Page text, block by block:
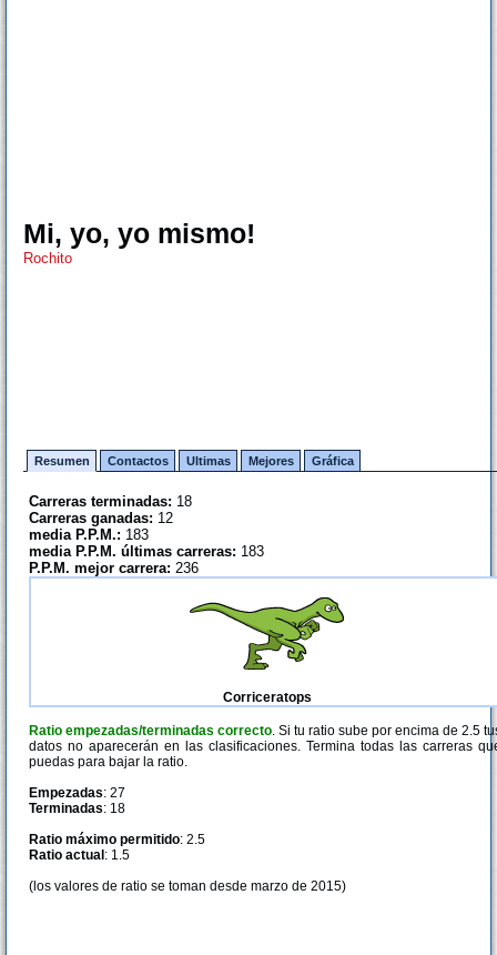
Mi, yo, yo mismo!
Rochito
Resumen Contactos Ultimas Mejores Gráfica
Carreras terminadas: 18
Carreras ganadas: 12
media P.P.M.: 183
media P.P.M. últimas carreras: 183
P.P.M. mejor carrera: 236
Corriceratops
Ratio empezadas/terminadas correcto. Si tu ratio sube por encima de 2.5
datos no aparecerán en las clasificaciones. Termina todas las carreras
puedas para bajar la ratio.
Empezadas: 27
Terminadas: 18
Ratio máximo permitido: 2.5
Ratio actual : 1.5
(los valores de ratio se toman desde marzo de 2015)